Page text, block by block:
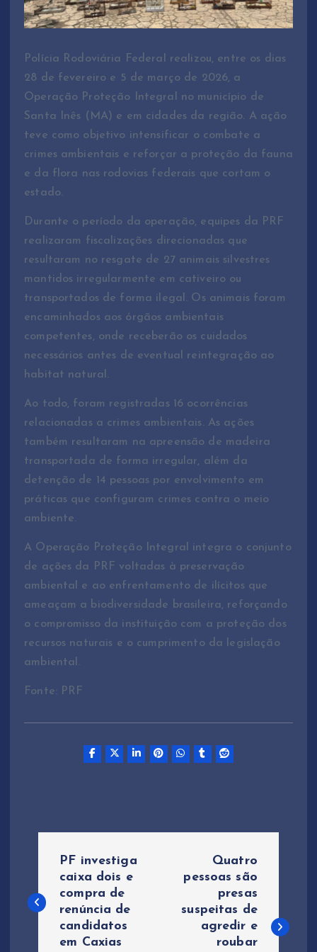
Polícia Rodoviária Federal realizou, entre os dias
28 de fevereiro e 5 de março de 2026, a
Operação Proteção Integral no município de
Santa Inês (MA) e em cidades da região. A ação
teve como objetivo intensificar o combate a
crimes ambientais e reforçar a proteção da fauna
e da flora nas rodovias federais que cortam o
estado.
Durante o período da operação, equipes da PRF
realizaram fiscalizações direcionadas que
resultaram no resgate de 27 animais silvestres
mantidos irregularmente em cativeiro ou
transportados de forma ilegal. Os animais foram
encaminhados aos órgãos ambientais
competentes, onde receberão os cuidados
necessários antes de eventual reintegração ao
habitat natural.
Ao todo, foram registradas 16 ocorrências
relacionadas a crimes ambientais. As ações
também resultaram na apreensão de madeira
transportada de forma irregular, além da
detenção de 14 pessoas por envolvimento em
práticas que configuram crimes contra o meio
ambiente.
A Operação Proteção Integral integra o conjunto
de ações da PRF voltadas à preservação
ambiental e ao enfrentamento de ilícitos que
ameaçam a biodiversidade brasileira, reforçando
o compromisso da instituição com a proteção dos
recursos naturais e o cumprimento da legislação
ambiental.
Fonte: PRF
v
PF investiga
caixa dois e
compra de
renúncia de
candidatos
em Caxias
Quatro
pessoas são
presas
suspeitas de
agredir e
roubar